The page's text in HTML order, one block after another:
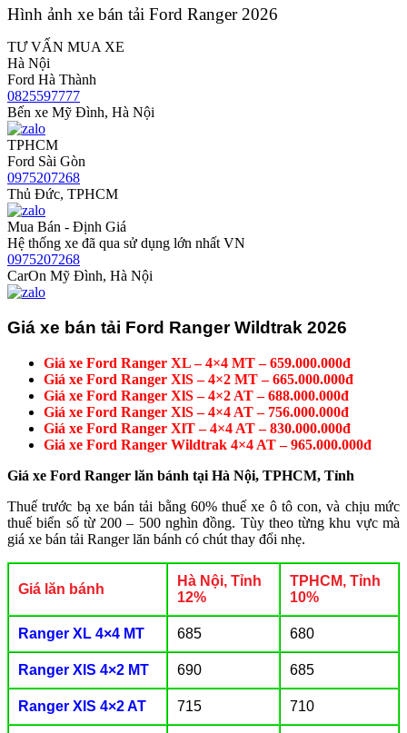
Hình ảnh xe bán tải Ford Ranger 2026
TƯ VẤN MUA XE
Hà Nội
Ford Hà Thành
0825597777
Bến xe Mỹ Đình, Hà Nội
TPHCM
Ford Sài Gòn
0975207268
Thủ Đức, TPHCM
Mua Bán - Định Giá
Hệ thống xe đã qua sử dụng lớn nhất VN
0975207268
CarOn Mỹ Đình, Hà Nội
Giá xe bán tải Ford Ranger Wildtrak 2026
Giá xe Ford Ranger XL – 4×4 MT – 659.000.000đ
Giá xe Ford Ranger XlS – 4×2 MT – 665.000.000đ
Giá xe Ford Ranger XlS – 4×2 AT – 688.000.000đ
Giá xe Ford Ranger XlS – 4×4 AT – 756.000.000đ
Giá xe Ford Ranger XlT – 4×4 AT – 830.000.000đ
Giá xe Ford Ranger Wildtrak 4×4 AT – 965.000.000đ
Giá xe Ford Ranger lăn bánh tại Hà Nội, TPHCM, Tỉnh
Thuế trước bạ xe bán tải bằng 60% thuế xe ô tô con, và chịu mức
thuế biển số từ 200 – 500 nghìn đồng. Tùy theo từng khu vực mà
giá xe bán tải Ranger lăn bánh có chút thay đổi nhẹ.
Giá lăn bánh
Hà Nội, Tỉnh
12%
TPHCM, Tỉnh
10%
Ranger XL 4×4 MT 685 680
Ranger XlS 4×2 MT 690 685
Ranger XlS 4×2 AT 715 710